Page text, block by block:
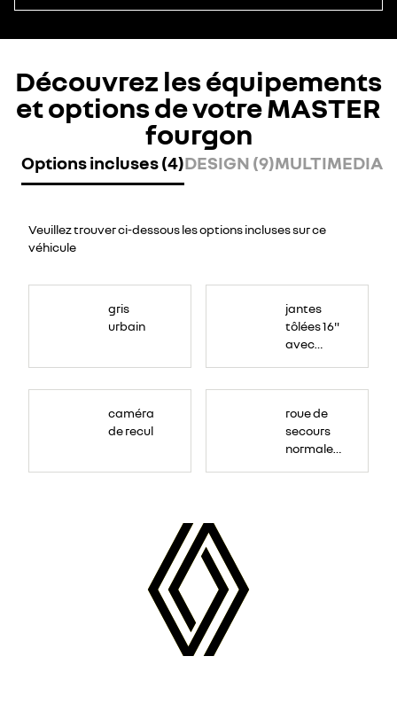
Découvrez les équipements
et options de votre MASTER
fourgon
Options incluses (4)DESIGN (9)MULTIMEDIA
Veuillez trouver ci-dessous les options incluses sur ce
véhicule
gris
urbain
jantes
tôlées 16"
avec
caméra
de recul
roue de
secours
normale